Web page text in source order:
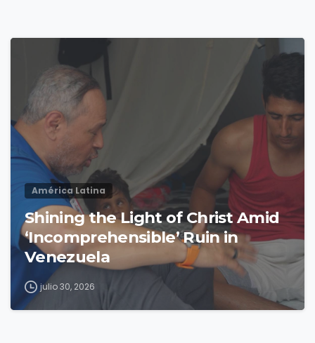
América Latina
Shining the Light of Christ Amid
‘Incomprehensible’ Ruin in
Venezuela
julio 30, 2026